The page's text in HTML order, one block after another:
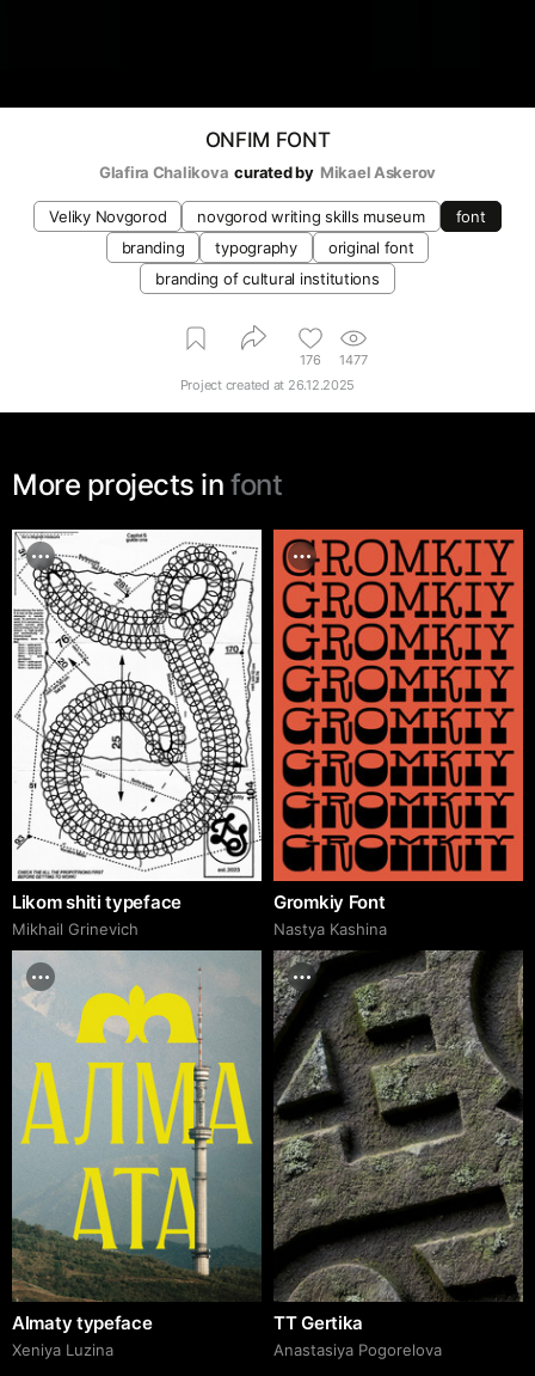
ONFIM FONT
Glafira Chalikova curated by Mikael Askerov
Veliky Novgorod novgorod writing skills museum
font
branding
typography
original font
branding of cultural institutions
176
1477
Project created at 26.12.2025
More projects in font
Likom shiti typeface
Mikhail Grinevich
Gromkiy Font
Nastya Kashina
Almaty typeface
Xeniya Luzina
TT Gertika
Anastasiya Pogorelova